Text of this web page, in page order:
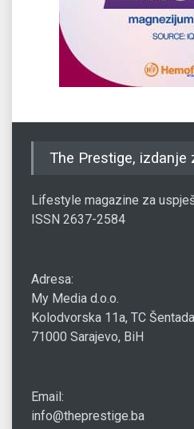
The Prestige, izdanje
Lifestyle magazine za
ISSN 2637-2584
Adresa:
My Media d.o.o.
Kolodvorska 11a, TC
71000 Sarajevo, BiH
Email:
info@theprestige.ba